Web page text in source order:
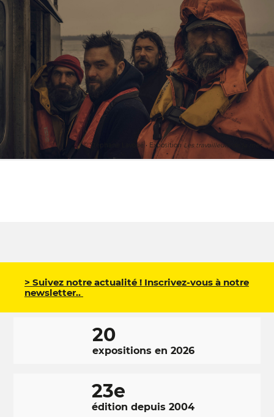
© Stéphane Lavoué • ExpositionLes travailleurs de la mer
> Suivez notre actualité ! Inscrivez-vous à notre
newsletter..
20
expositions en 2026
23e
édition depuis 2004